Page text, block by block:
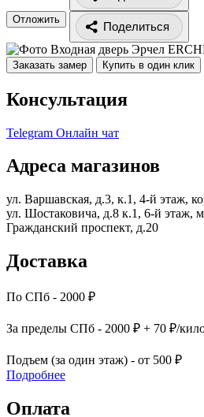
Отложить
Поделиться
Заказать замер Купить в один клик
Консультация
Telegram Онлайн чат
Адреса магазинов
ул. Варшавская, д.3, к.1, 4-й этаж,
ул. Шостаковича, д.8 к.1, 6-й этаж,
Гражданский проспект, д.20
Доставка
По СПб - 2000 ₽
За пределы СПб - 2000 ₽ + 70 ₽/
Подъем (за один этаж) - от 500 ₽
Подробнее
Оплата